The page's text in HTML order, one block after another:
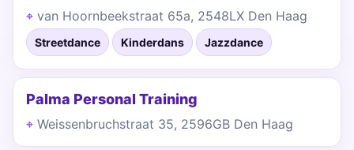
van Hoornbeekstraat 65a, 2548LX Den Haag
Streetdance Kinderdans Jazzdance
Palma Personal Training
Weissenbruchstraat 35, 2596GB Den Haag